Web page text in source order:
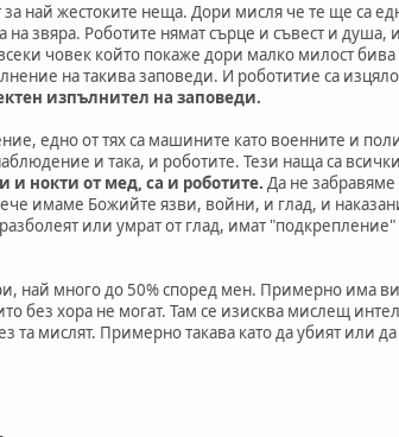
най жестоките неща. Дори мисля че те ще са
звяра. Роботите нямат сърце и съвест и душа,
човек който покаже дори малко милост бива
на такива заповеди. И роботитие са
изпълнител на заповеди.
едно от тях са машините като военните и
и така, и роботите. Тези наща са
нокти от мед, са и роботите. Да не
имаме Божийте язви, войни, и глад, и
или умрат от глад, имат
най много до 50% според мен. Примерно има
без хора не могат. Там се изисква мислещ
та мислят. Примерно такава като да убият или